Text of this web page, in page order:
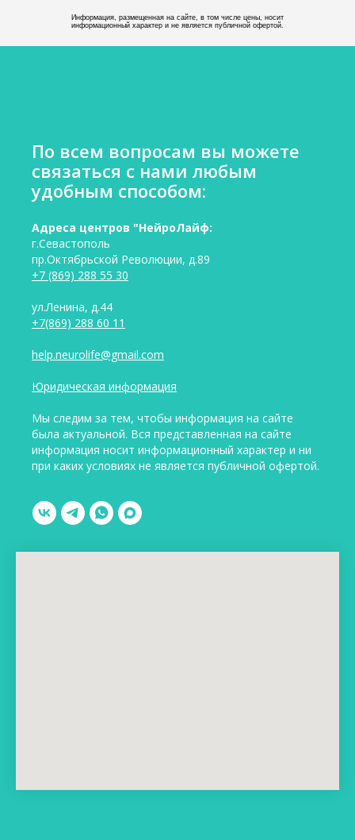
Информация, размещенная на сайте, в том числе цены, носит
информационный характер и не является публичной офертой.
По всем вопросам вы можете
связаться с нами любым
удобным способом:
Адреса центров "НейроЛайф:
г.Севастополь
пр.Октябрьской Революции, д.89
+7 (869) 288 55 30
ул.Ленина, д.44
+7(869) 288 60 11
help.neurolife@gmail.com
Юридическая информация
Мы следим за тем, чтобы информация на сайте
была актуальной. Вся представленная на сайте
информация носит информационный характер и ни
при каких условиях не является публичной офертой.